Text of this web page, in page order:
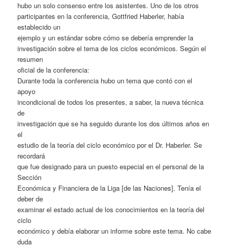
hubo un solo consenso entre los asistentes. Uno de los otros
participantes en la conferencia, Gottfried Haberler, había
establecido un
ejemplo y un estándar sobre cómo se debería emprender la
investigación sobre el tema de los ciclos económicos. Según el
resumen
oficial de la conferencia:
Durante toda la conferencia hubo un tema que contó con el
apoyo
incondicional de todos los presentes, a saber, la nueva técnica
de
investigación que se ha seguido durante los dos últimos años en
el
estudio de la teoría del ciclo económico por el Dr. Haberler. Se
recordará
que fue designado para un puesto especial en el personal de la
Sección
Económica y Financiera de la Liga [de las Naciones]. Tenía el
deber de
examinar el estado actual de los conocimientos en la teoría del
ciclo
económico y debía elaborar un informe sobre este tema. No cabe
duda